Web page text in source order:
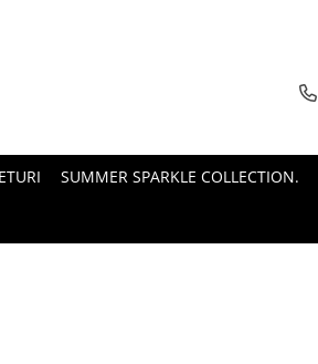
SUMMER SPARKLE COLLECTION.